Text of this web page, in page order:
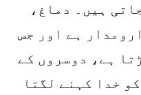
ہیں۔ دماغ،
ہے اور جس
ہے، دوسروں کے
خدا کہنے لگتا